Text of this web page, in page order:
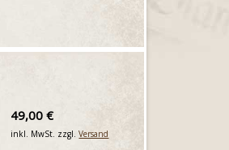
49,00 €
inkl. MwSt. zzgl.Versand